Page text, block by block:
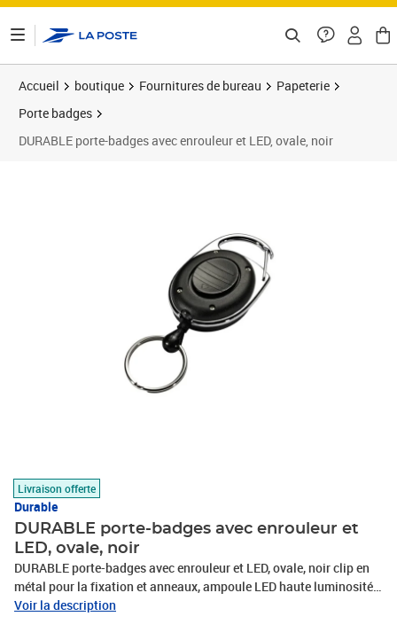
Accueil boutique Fournitures de bureau
Papeterie
Porte badges
DURABLE porte-badges avec enrouleur et LED, ovale, noir
Livraison offerte
Durable
DURABLE porte-badges avec enrouleur et
LED, ovale, noir
DURABLE porte-badges avec enrouleur et LED, ovale, noir clip en
métal pour la fixation et anneaux, ampoule LED haute luminosité
pour éclairer la serrure en cas d'obscurité, pour une combinaison
Voir la description